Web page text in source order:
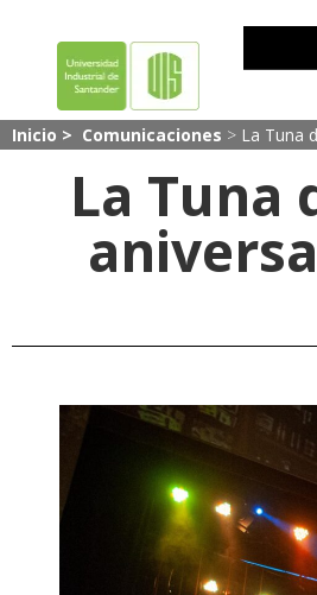
Inicio > Comunicaciones > La Tuna
La Tuna